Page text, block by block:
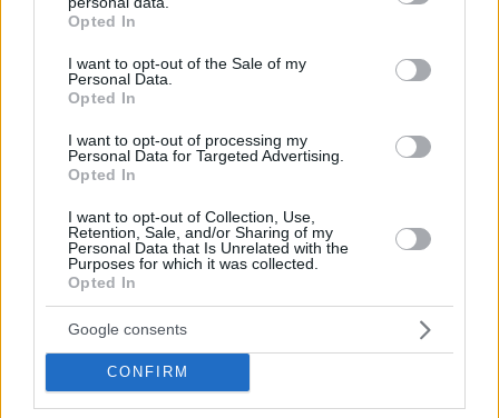
grant or deny consent to Google and its third-party tags to
use your data for below specified purposes in below Google
consent section.
Opted In
I want to opt-out of the Sale of my
Personal Data.
Opted In
I want to opt-out of processing my
Personal Data for Targeted Advertising.
Opted In
I want to opt-out of Collection, Use,
Retention, Sale, and/or Sharing of my
Personal Data that Is Unrelated with the
Purposes for which it was collected.
Opted In
Google consents
CONFIRM
ΤΑ ΠΙΟ ΔΗΜΟΦΙΛΗ